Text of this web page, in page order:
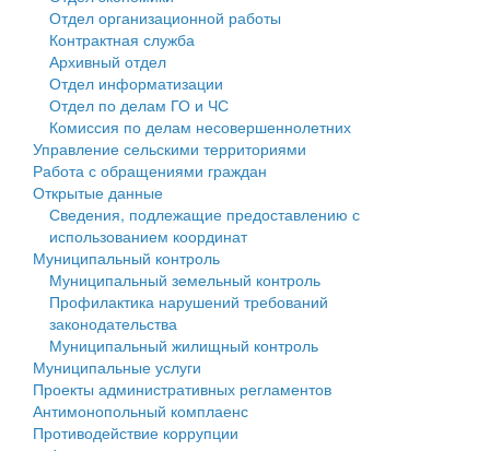
Здравоохранение
Социальная защита
Фотоальбом
Муниципальный контроль
Муниципальные услуги
Проекты административных регламентов
Антимонопольный комплаенс
Противодействие коррупции
среднего предпринимательства
Информационная поддержка субъектов малого и
среднего предпринимательства
Муниципальные программы
Контрольно-счетная палата
Персональные данные
Оценка регулирующего воздействия
Деятельность МУ
Нормативы градостроительного проектирования
Правила землепользования и застройки
Отдел организационной работы
Контрактная служба
Архивный отдел
Отдел информатизации
Отдел по делам ГО и ЧС
Комиссия по делам несовершеннолетних
Управление сельскими территориями
Работа с обращениями граждан
Открытые данные
Сведения, подлежащие предоставлению с
использованием координат
Муниципальный контроль
Муниципальный земельный контроль
Профилактика нарушений требований
законодательства
Муниципальный жилищный контроль
Муниципальные услуги
Проекты административных регламентов
Антимонопольный комплаенс
Противодействие коррупции